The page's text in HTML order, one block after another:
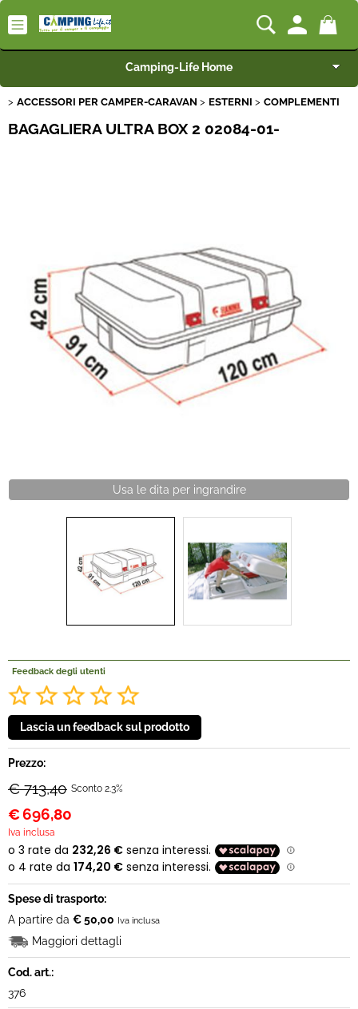
Camping-Life Home
Articoli per Camper e Caravan
BEST SELLER
Rimorchi
Nautica
Offerte Del mese
La nostra Officina
Veicoli Pronta consegna
Lavora Con Noi
ACCESSORI PER CAMPER-CARAVAN ESTERNI COMPLEMENTI
BAGAGLIERA ULTRA BOX 2 02084-01-
Feedback degli utenti
Prezzo:
€ 713,40 Sconto 2.3%
€696,80
Iva inclusa
Spese di trasporto:
A partire da € 50,00 Iva inclusa
Maggiori dettagli
Cod. art.:
376